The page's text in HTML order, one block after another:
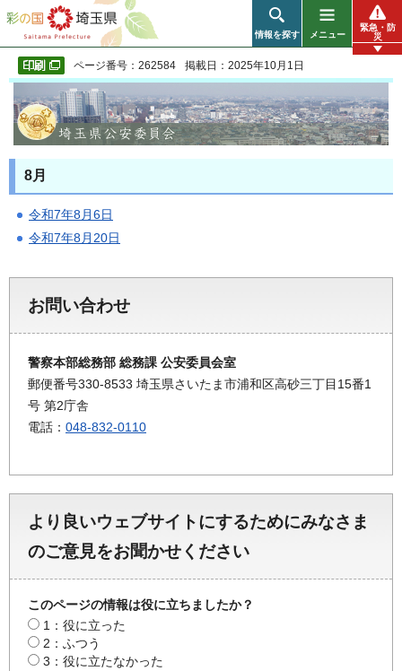
彩の国 埼玉県
情報を探す メニュー
緊急・防
災
ページ番号：262584 掲載日：2025年10月1日
8月
令和7年8月6日
令和7年8月20日
お問い合わせ
警察本部総務部 総務課 公安委員会室
郵便番号330-8533 埼玉県さいたま市浦和区高砂三丁目15番1
号 第2庁舎
電話： 048-832-0110
より良いウェブサイトにするためにみなさま
のご意見をお聞かせください
このページの情報は役に立ちましたか？
1：役に立った
2：ふつう
3：役に立たなかった